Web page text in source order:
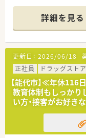
に偏ることなく
■薬剤師1名と調
患者様に対して
【法人特徴につい
■国内の小売業
法人で、ショッ
掲げます。
■東北エリアを中
住の「住」を支
います。
■地域ニーズを
目指し、調剤を
す。
詳細を見る
更新日： 2026/06/18
正社員
ドラッグストア
【能代市】≪年休
教育体制もしっかり
い方・接客がお好き